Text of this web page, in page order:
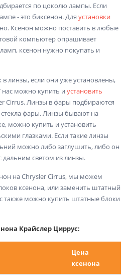
по цоколю лампы. Если
- это биксенон. Для установки
Ксенон можно поставить в любые
компьютер опрашивает
ксенон нужно покупать и
линзы, если они уже установлены,
нас можно купить и установить
Cirrus. Линзы в фары подбираются
фары. Линзы бывают на
можно купить и установить
глазками. Если такие линзы
можно либо заглушить, либо он
дальним светом из линзы.
на Chrysler Cirrus, мы можем
ксенона, или заменить штатный
также можно купить штатные блоки
Крайслер Циррус:
Цена
ксенона